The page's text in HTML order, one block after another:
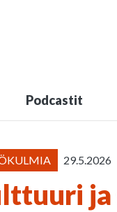
Podcastit
29.5.2026
ja